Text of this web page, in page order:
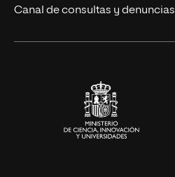
Eventos
Canal de consultas y denuncias